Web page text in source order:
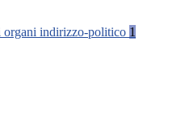
organi indirizzo-politico 1